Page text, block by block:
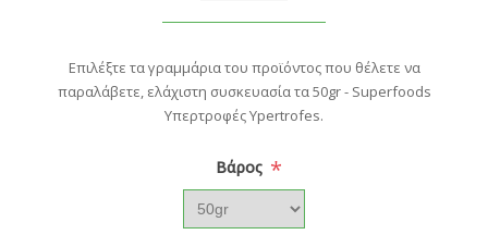
Επιλέξτε τα γραμμάρια του προϊόντος που θέλετε να
παραλάβετε, ελάχιστη συσκευασία τα 50gr - Superfoods
Υπερτροφές Ypertrofes.
Βάρος *